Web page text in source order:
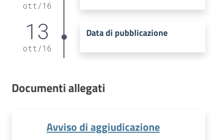
ott /16
13
ott /16
Data di pubblicazione
Documenti allegati
Avviso di aggiudicazione